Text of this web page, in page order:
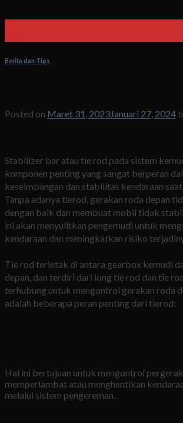
Berita dan Tips
Posted on Maret 31, 2023Januari 27, 2024
Stabilizer bar atau tie rod pada sistem
komponen penting yang sangat berperan
keseimbangan dan stabilitas kendaraan
Tanpa adanya tierod, gerakan roda depan
dengan baik dan membuat mobil tidak
ini akan menyulitkan pengemudi untuk
kendaraan dan meningkatkan risiko
Tie rod terletak di antara gearbox kemudi
depan, dan terdiri dari long tie rod dan tie
terhubung untuk mengontrol gerakan roda
adalah beberapa peran penting dari tierod:
Hal ini bertujuan untuk mengontrol
memperlambat atau menghentikan
melalui sistem pengereman.